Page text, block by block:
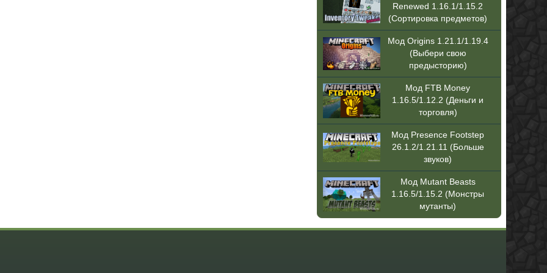
Renewed 1.16.1/1.15.2
(Сортировка предметов)
Мод Origins 1.21.1/1.19.4
(Выбери свою
предысторию)
Мод FTB Money
1.16.5/1.12.2 (Деньги и
торговля)
Мод Presence Footstep
26.1.2/1.21.11 (Больше
звуков)
Мод Mutant Beasts
1.16.5/1.15.2 (Монстры
мутанты)